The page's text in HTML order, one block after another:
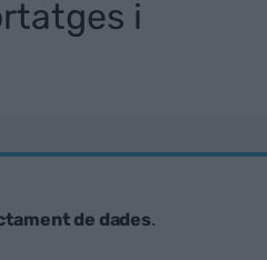
i
de dades.